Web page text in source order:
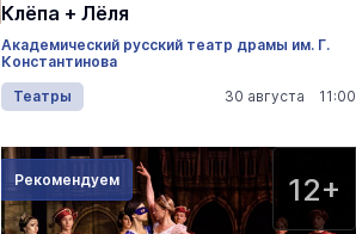
Клёпа + Лёля
Академический русский театр драмы им. Г.
Константинова
Театры
30 августа 11:00
Рекомендуем 12+